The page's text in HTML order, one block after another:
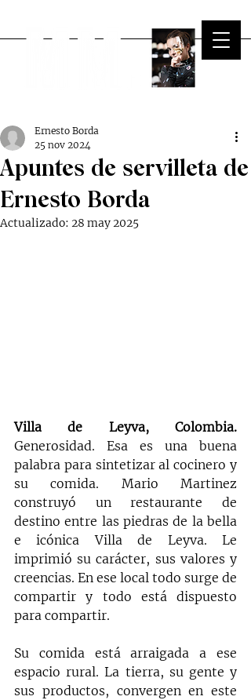
Apuntes de servilleta de
Ernesto Borda
Ernesto Borda
25 nov 2024
Actualizado: 28 may 2025
Villa de Leyva, Colombia.
Generosidad. Esa es una buena
palabra para sintetizar al cocinero y
su comida. Mario Martinez
construyó un restaurante de
destino entre las piedras de la bella
e icónica Villa de Leyva. Le
imprimió su carácter, sus valores y
creencias. En ese local todo surge de
compartir y todo está dispuesto
para compartir.
Su comida está arraigada a ese
espacio rural. La tierra, su gente y
sus productos, convergen en este